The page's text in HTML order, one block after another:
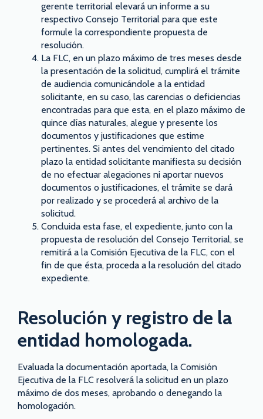
gerente territorial elevará un informe a su
respectivo Consejo Territorial para que este
formule la correspondiente propuesta de
resolución.
La FLC, en un plazo máximo de tres meses desde
la presentación de la solicitud, cumplirá el trámite
de audiencia comunicándole a la entidad
solicitante, en su caso, las carencias o deficiencias
encontradas para que esta, en el plazo máximo de
quince días naturales, alegue y presente los
documentos y justificaciones que estime
pertinentes. Si antes del vencimiento del citado
plazo la entidad solicitante manifiesta su decisión
de no efectuar alegaciones ni aportar nuevos
documentos o justificaciones, el trámite se dará
por realizado y se procederá al archivo de la
solicitud.
Concluida esta fase, el expediente, junto con la
propuesta de resolución del Consejo Territorial, se
remitirá a la Comisión Ejecutiva de la FLC, con el
fin de que ésta, proceda a la resolución del citado
expediente.
Resolución y registro de la
entidad homologada.
Evaluada la documentación aportada, la Comisión
Ejecutiva de la FLC resolverá la solicitud en un plazo
máximo de dos meses, aprobando o denegando la
homologación.